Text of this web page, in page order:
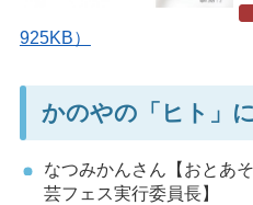
925KB）
かのやの「ヒト」
なつみかんさん【おとあ
芸フェス実行委員長】